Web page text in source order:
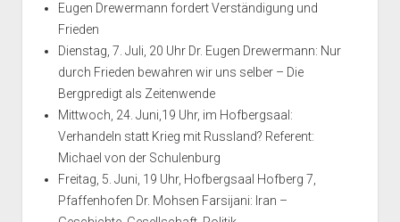
Eugen Drewermann fordert Verständigung und
Frieden
Dienstag, 7. Juli, 20 Uhr Dr. Eugen Drewermann: Nur
durch Frieden bewahren wir uns selber – Die
Bergpredigt als Zeitenwende
Mittwoch, 24. Juni,19 Uhr, im Hofbergsaal:
Verhandeln statt Krieg mit Russland? Referent:
Michael von der Schulenburg
Freitag, 5. Juni, 19 Uhr, Hofbergsaal Hofberg 7,
Pfaffenhofen Dr. Mohsen Farsijani: Iran –